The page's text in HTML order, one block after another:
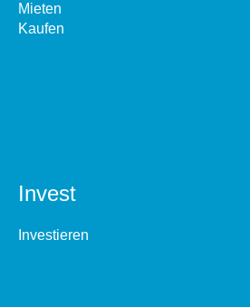
Mieten
Kaufen
Invest
Investieren